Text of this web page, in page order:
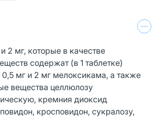
2 мг, которые в качестве
содержат (в 1 таблетке)
0,5 мг и 2 мг мелоксикама, а также
вещества целлюлозу
кремния диоксид
кросповидон, сукралозу,